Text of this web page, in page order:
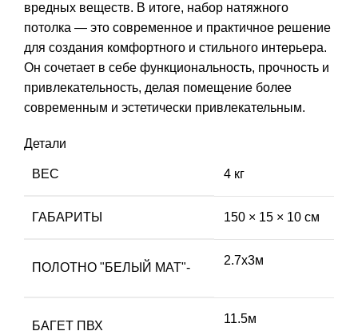
вредных веществ. В итоге, набор натяжного
потолка — это современное и практичное решение
для создания комфортного и стильного интерьера.
Он сочетает в себе функциональность, прочность и
привлекательность, делая помещение более
современным и эстетически привлекательным.
Детали
ВЕС 4 кг
ГАБАРИТЫ 150 × 15 × 10 см
ПОЛОТНО "БЕЛЫЙ МАТ"-
2.7х3м
БАГЕТ ПВХ
11.5м